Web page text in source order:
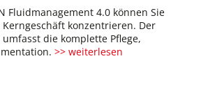
Fluidmanagement 4.0 können Sie
konzentrieren. Der
umfasst die komplette Pflege,
>> weiterlesen